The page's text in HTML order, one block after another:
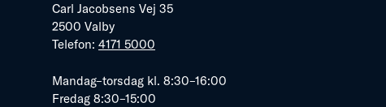
Carl Jacobsens Vej 35
2500 Valby
Telefon: 4171 5000
Mandag–torsdag kl. 8:30–16:00
Fredag 8:30–15:00